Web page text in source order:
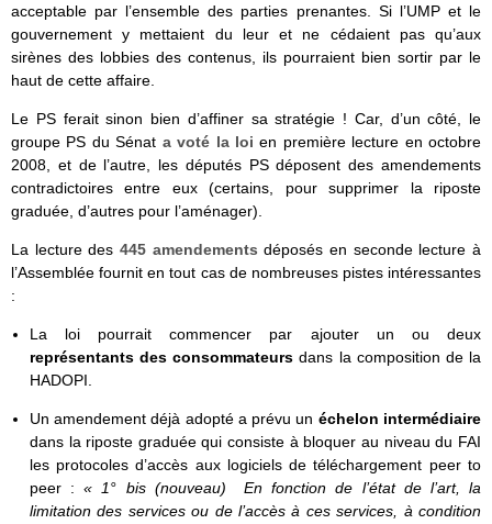
acceptable par l’ensemble des parties prenantes. Si l’UMP et le
gouvernement y mettaient du leur et ne cédaient pas qu’aux
sirènes des lobbies des contenus, ils pourraient bien sortir par le
haut de cette affaire.
Le PS ferait sinon bien d’affiner sa stratégie ! Car, d’un côté, le
groupe PS du Sénat a voté la loi en première lecture en octobre
2008, et de l’autre, les députés PS déposent des amendements
contradictoires entre eux (certains, pour supprimer la riposte
graduée, d’autres pour l’aménager).
La lecture des 445 amendements déposés en seconde lecture à
l’Assemblée fournit en tout cas de nombreuses pistes intéressantes
:
La loi pourrait commencer par ajouter un ou deux
représentants des consommateursdans la composition de la
HADOPI.
Un amendement déjà adopté a prévu un échelon intermédiaire
dans la riposte graduée qui consiste à bloquer au niveau du FAI
les protocoles d’accès aux logiciels de téléchargement peer to
peer :« 1° bis (nouveau) En fonction de l’état de l’art, la
limitation des services ou de l’accès à ces services, à condition